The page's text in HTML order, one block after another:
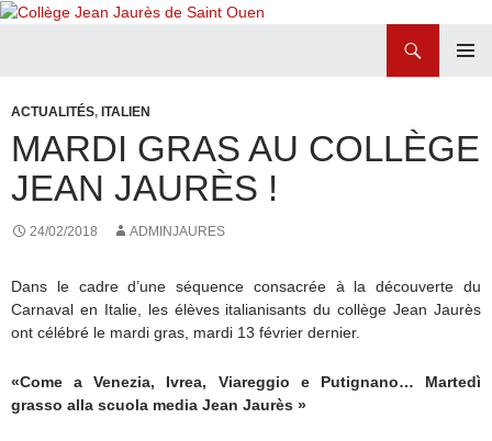
CONTENU
ACTUALITÉS, ITALIEN
MARDI GRAS AU COLLÈGE
JEAN JAURÈS !
24/02/2018 ADMINJAURES
Dans le cadre d’une séquence consacrée à la découverte du
Carnaval en Italie, les élèves italianisants du collège Jean Jaurès
ont célébré le mardi gras, mardi 13 février dernier.
«Come a Venezia, Ivrea, Viareggio e Putignano… Martedì
grasso alla scuola media Jean Jaurès »